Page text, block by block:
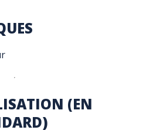
(EN